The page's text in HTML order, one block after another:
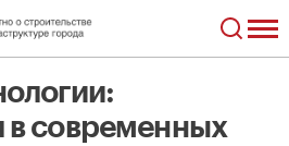
в современных